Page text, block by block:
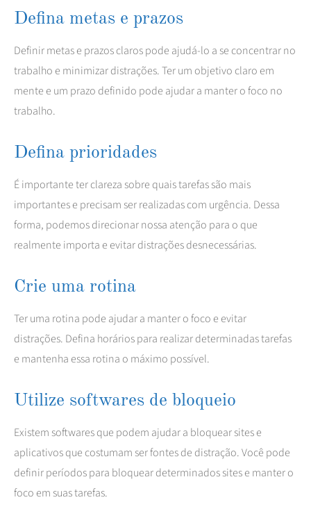
Defina metas e prazos
Definir metas e prazos claros pode ajudá-lo a se concentrar no
trabalho e minimizar distrações. Ter um objetivo claro em
mente e um prazo definido pode ajudar a manter o foco no
trabalho.
Defina prioridades
É importante ter clareza sobre quais tarefas são mais
importantes e precisam ser realizadas com urgência. Dessa
forma, podemos direcionar nossa atenção para o que
realmente importa e evitar distrações desnecessárias.
Crie uma rotina
Ter uma rotina pode ajudar a manter o foco e evitar
distrações. Defina horários para realizar determinadas tarefas
e mantenha essa rotina o máximo possível.
Utilize softwares de bloqueio
Existem softwares que podem ajudar a bloquear sites e
aplicativos que costumam ser fontes de distração. Você pode
definir períodos para bloquear determinados sites e manter o
foco em suas tarefas.